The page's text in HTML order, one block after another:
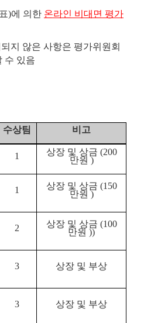
)에 의한 온라인 비대면 평가
지 않은 사항은 평가위원회
수 있음
수상팀
비고
1 상장 및 상금 (200
만원)
1 상장 및 상금 (150
만원)
2 상장 및 상금 (100
만원 ))
3 상장 및 부상
3 상장 및 부상